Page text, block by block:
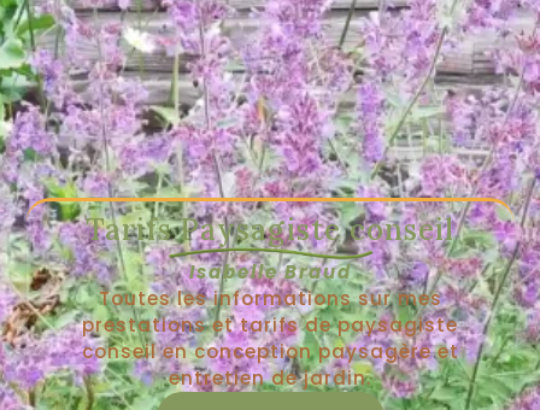
Tarifs Paysagiste conseil
Isabelle Braud
Toutes les informations sur mes
prestations et tarifs de paysagiste
conseil en conception paysagère et
entretien de jardin.